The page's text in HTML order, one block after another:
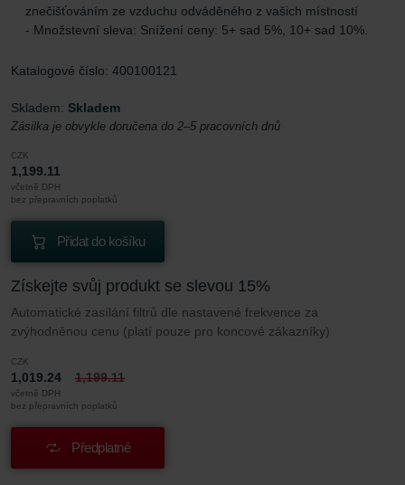
znečišťováním ze vzduchu odváděného z vašich místností
- Množstevní sleva: Snížení ceny: 5+ sad 5%, 10+ sad 10%.
Katalogové číslo: 400100121
Skladem: Skladem
Zásilka je obvykle doručena do 2–5 pracovních dnů
CZK
1,199.11
včetně DPH
bez přepravních poplatků
Přidat do košíku
Získejte svůj produkt se slevou 15%
Automatické zasílání filtrů dle nastavené frekvence za
zvýhodněnou cenu (platí pouze pro koncové zákazníky)
CZK
1,019.24 1,199.11
včetně DPH
bez přepravních poplatků
Předplatné